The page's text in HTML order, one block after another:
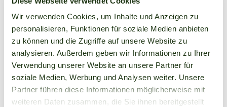
Wir verwenden Cookies, um Inhalte und Anzeigen zu
personalisieren, Funktionen für soziale Medien anbieten
zu können und die Zugriffe auf unsere Website zu
analysieren. Außerdem geben wir Informationen zu Ihrer
Verwendung unserer Website an unsere Partner für
soziale Medien, Werbung und Analysen weiter. Unsere
Partner führen diese Informationen möglicherweise mit
weiteren Daten zusammen, die Sie ihnen bereitgestellt